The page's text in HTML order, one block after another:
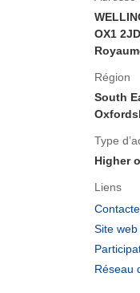
OX1
Région
South
Type
Higher
Liens
Site web
Réseau